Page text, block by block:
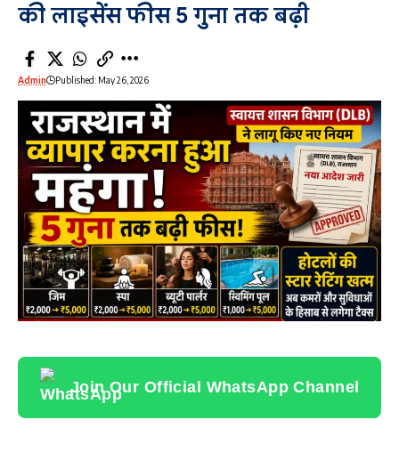
की लाइसेंस फीस 5 गुना तक बढ़ी
Admin Published: May 26, 2026
Join Our Official WhatsApp Channel